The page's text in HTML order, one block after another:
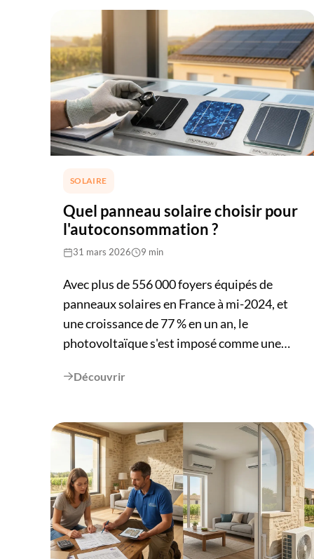
SOLAIRE
Quel panneau solaire choisir pour
l'autoconsommation ?
31 mars 2026 9 min
Avec plus de 556 000 foyers équipés de
panneaux solaires en France à mi-2024, et
une croissance de 77 % en un an, le
photovoltaïque s'est imposé comme une
l'électricité. Mais choisir le bon panneau
monocristallin, polycristallin, bifacial,
TopCon... les technologies se multiplient et
les offres se ressemblent. Ce guide vous aide
à sélectionner le panneau adapté à votre
logement, à votre consommation et à votre
budget. En Gironde, avec environ 2 200
heures d'ensoleillement par an, les
Découvrir